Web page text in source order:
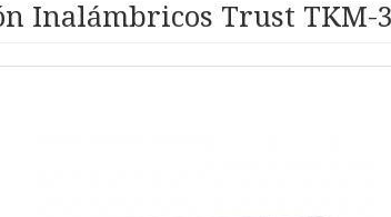
Inalámbricos Trust TKM-